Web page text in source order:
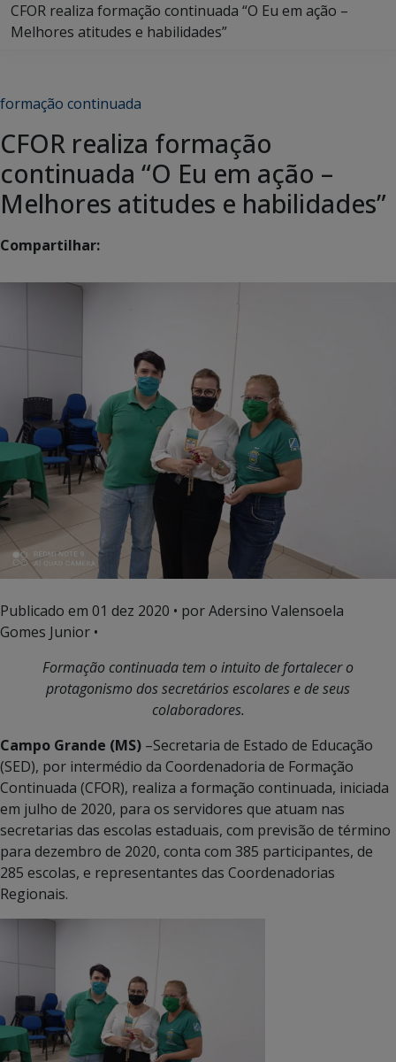
CFOR realiza formação continuada “O Eu em ação –
Melhores atitudes e habilidades”
formação continuada
CFOR realiza formação
continuada “O Eu em ação –
Melhores atitudes e habilidades”
Compartilhar:
Publicado em 01 dez 2020 • por Adersino Valensoela
Gomes Junior •
Formação continuada tem o intuito de fortalecer o
protagonismo dos secretários escolares e de seus
colaboradores.
Campo Grande (MS) –Secretaria de Estado de Educação
(SED), por intermédio da Coordenadoria de Formação
Continuada (CFOR), realiza a formação continuada, iniciada
em julho de 2020, para os servidores que atuam nas
secretarias das escolas estaduais, com previsão de término
para dezembro de 2020, conta com 385 participantes, de
285 escolas, e representantes das Coordenadorias
Regionais.